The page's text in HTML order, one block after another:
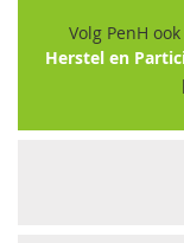
Volg PenH
Herstel en